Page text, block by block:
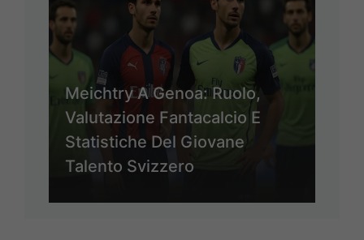
Meichtry A Genoa: Ruolo,
Valutazione Fantacalcio E
Statistiche Del Giovane
Talento Svizzero